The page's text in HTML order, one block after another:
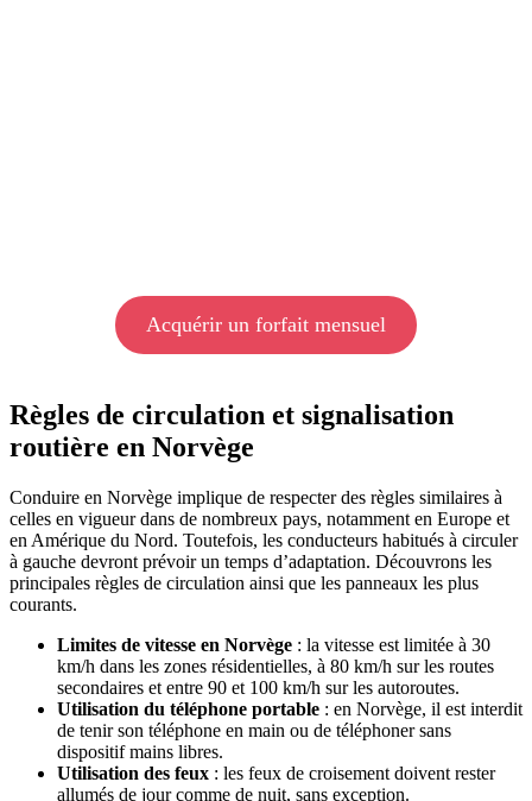
Acquérir un forfait mensuel
Règles de circulation et signalisation
routière en Norvège
Conduire en Norvège implique de respecter des règles similaires à
celles en vigueur dans de nombreux pays, notamment en Europe et
en Amérique du Nord. Toutefois, les conducteurs habitués à circuler
à gauche devront prévoir un temps d’adaptation. Découvrons les
principales règles de circulation ainsi que les panneaux les plus
courants.
Limites de vitesse en Norvège : la vitesse est limitée à 30
km/h dans les zones résidentielles, à 80 km/h sur les routes
secondaires et entre 90 et 100 km/h sur les autoroutes.
Utilisation du téléphone portable : en Norvège, il est interdit
de tenir son téléphone en main ou de téléphoner sans
dispositif mains libres.
Utilisation des feux : les feux de croisement doivent rester
allumés de jour comme de nuit, sans exception.